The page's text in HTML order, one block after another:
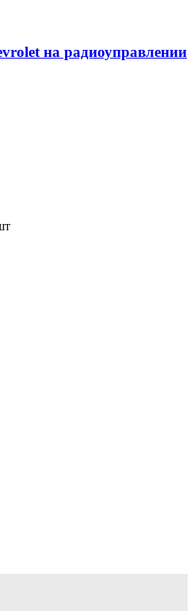
на радиоуправлении